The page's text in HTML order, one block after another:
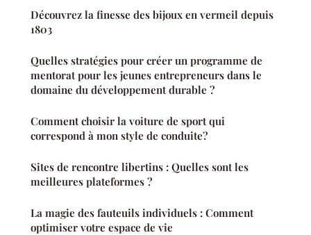
Découvrez la finesse des bijoux en vermeil depuis
1803
Quelles stratégies pour créer un programme de
mentorat pour les jeunes entrepreneurs dans le
domaine du développement durable ?
Comment choisir la voiture de sport qui
correspond à mon style de conduite?
Sites de rencontre libertins : Quelles sont les
meilleures plateformes ?
La magie des fauteuils individuels : Comment
optimiser votre espace de vie